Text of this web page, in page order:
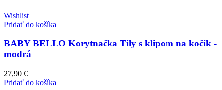
Wishlist
Pridať do košíka
BABY BELLO Korytnačka Tily s klipom na kočík -
modrá
27,90 €
Pridať do košíka